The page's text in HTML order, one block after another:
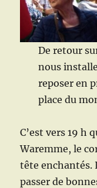
De retour
nous
reposer en
place du
C’est vers 19 h
Waremme, le
tête enchantés.
passer de